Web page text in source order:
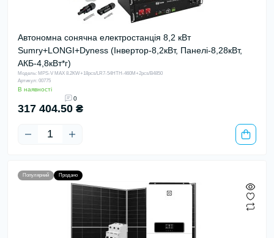
Автономна сонячна електростанція 8,2 кВт
Sumry+LONGI+Dyness (Інвертор-8,2кВт, Панелі-8,28кВт,
АКБ-4,8кВт*г)
Модель: MPS-V MAX 8.2KW+18pcs/LR7-54HTH-460M+2pcs/B4850
Артикул: 00775
В наявності
0
317 404.50 ₴
Популярний Продано